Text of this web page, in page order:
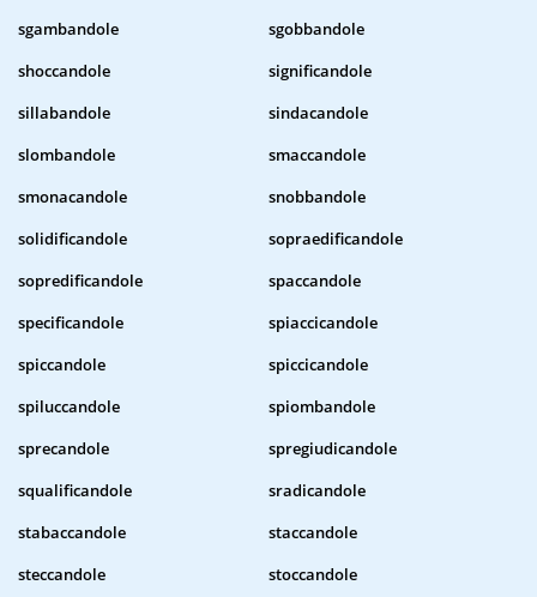
sgambandole
sgobbandole
shoccandole
significandole
sillabandole
sindacandole
slombandole
smaccandole
smonacandole
snobbandole
solidificandole
sopraedificandole
sopredificandole
spaccandole
specificandole
spiaccicandole
spiccandole
spiccicandole
spiluccandole
spiombandole
sprecandole
spregiudicandole
squalificandole
sradicandole
stabaccandole
staccandole
steccandole
stoccandole